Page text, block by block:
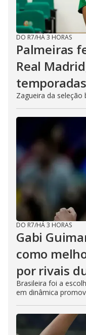
DO R7/HÁ 3 HORAS
Palmeiras
Real
Zagueira da seleção
DO R7/HÁ 3 HORAS
Gabi
como
por rivais
Brasileira foi a
em dinâmica